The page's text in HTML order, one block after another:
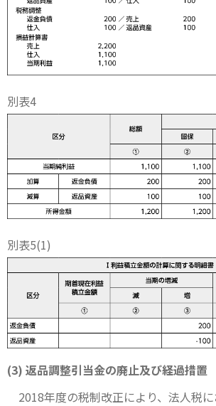
別表4
別表5(1)
(3) 返品調整引当金の廃止及び経過措置
2018年度の税制改正により、法人税